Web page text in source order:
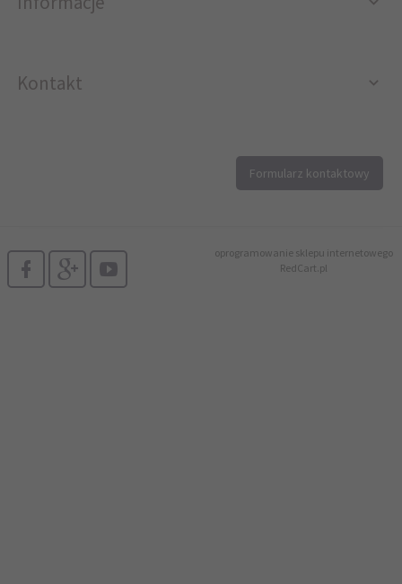
Kontakt
Formularz kontaktowy
oprogramowanie sklepu internetowego
RedCart.pl